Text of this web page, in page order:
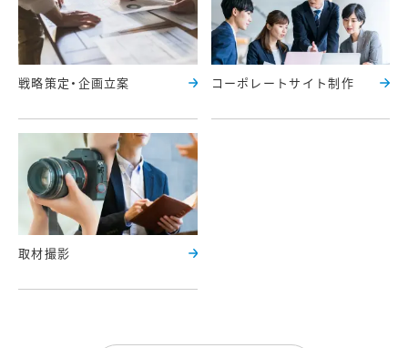
戦略策定・企画立案 コーポレートサイト制作
取材撮影